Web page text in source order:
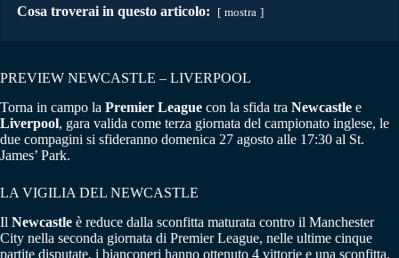
Cosa troverai in questo articolo: mostra
PREVIEW NEWCASTLE – LIVERPOOL
Torna in campo la Premier League con la sfida tra Newcastle e
Liverpool, gara valida come terza giornata del campionato inglese, le
due compagini si sfideranno domenica 27 agosto alle 17:30 al St.
James’ Park.
LA VIGILIA DEL NEWCASTLE
Il Newcastle è reduce dalla sconfitta maturata contro il Manchester
City nella seconda giornata di Premier League, nelle ultime cinque
partite disputate, i bianconeri hanno ottenuto 4 vittorie e una sconfitta.